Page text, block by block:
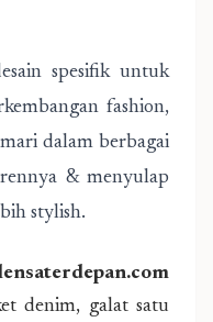
spesifik untuk
fashion,
dalam berbagai
& menyulap
stylish.
denim, galat satu